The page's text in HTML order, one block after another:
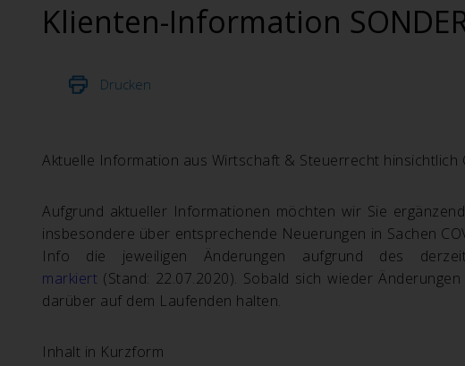
Klienten-Information
Drucken
Aktuelle Information aus Wirtschaft & Steuerrecht hinsichtlich
Aufgrund aktueller Informationen möchten wir Sie
insbesondere über entsprechende Neuerungen in Sachen
Info die jeweiligen Änderungen aufgrund des
markiert (Stand: 22.07.2020). Sobald sich wieder
darüber auf dem Laufenden halten.
Inhalt in Kurzform